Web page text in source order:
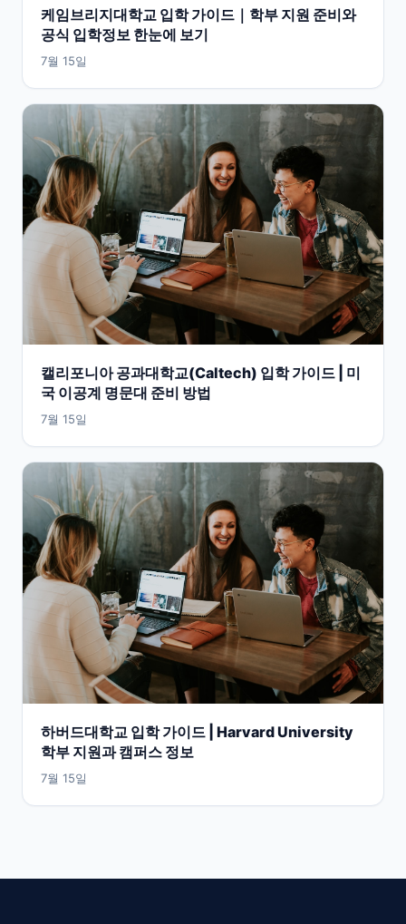
케임브리지대학교 입학 가이드｜학부 지원 준비와
공식 입학정보 한눈에 보기
7월 15일
캘리포니아 공과대학교(Caltech) 입학 가이드 | 미
국 이공계 명문대 준비 방법
7월 15일
하버드대학교 입학 가이드 | Harvard University
학부 지원과 캠퍼스 정보
7월 15일